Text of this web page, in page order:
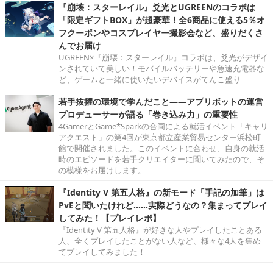
『崩壊：スターレイル』爻光とUGREENのコラボは
「限定ギフトBOX」が超豪華！全6商品に使える5％オ
フクーポンやコスプレイヤー撮影会など、盛りだくさ
んでお届け
UGREEN×『崩壊：スターレイル』コラボは、爻光がデザイ
ンされていて美しい！モバイルバッテリーや急速充電器な
ど、ゲームと一緒に使いたいデバイスがてんこ盛り
若手抜擢の環境で学んだこと――アプリボットの運営
プロデューサーが語る「巻き込み力」の重要性
4GamerとGame*Sparkの合同による就活イベント「キャリ
アクエスト」の第4回が東京都立産業貿易センター浜松町
館で開催されました。このイベントに合わせ、自身の就活
時のエピソードを若手クリエイターに聞いてみたので、そ
の模様をお届けします。
『Identity V 第五人格』の新モード「手記の加筆」は
PvEと聞いたけれど……実際どうなの？集まってプレイ
してみた！【プレイレポ】
『Identity V 第五人格』が好きな人やプレイしたことある
人、全くプレイしたことがない人など、様々な4人を集め
てプレイしてみました！